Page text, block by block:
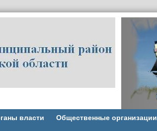
власти Общественные организации